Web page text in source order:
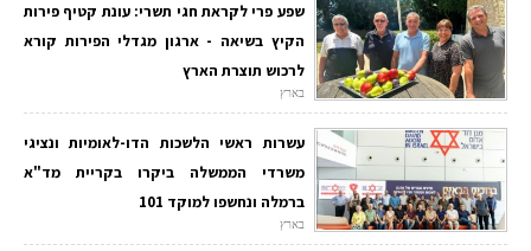
שפע פרי לקראת חגי תשרי: עונת קטיף פירות
הקיץ בשיאה - ארגון מגדלי הפירות קורא
לרכוש תוצרת הארץ
בארץ
עשרות ראשי הלשכות הדו-לאומיות ונציגי
משרדי הממשלה ביקרו בקריית מד"א
ברמלה ונחשפו למוקד 101
בארץ